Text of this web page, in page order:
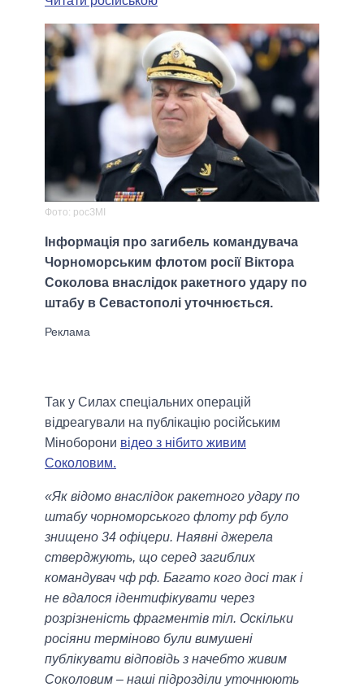
Фото: росЗМІ
Інформація про загибель командувача
Чорноморським флотом росії Віктора
Соколова внаслідок ракетного удару по
штабу в Севастополі уточнюється.
Так у Силах спеціальних операцій
відреагували на публікацію російським
Міноборони відео з нібито живим
Соколовим.
«Як відомо внаслідок ракетного удару по
штабу чорноморського флоту рф було
знищено 34 офіцери. Наявні джерела
стверджують, що серед загиблих
командувач чф рф. Багато кого досі так і
не вдалося ідентифікувати через
розрізненість фрагментів тіл. Оскільки
росіяни терміново були вимушені
публікувати відповідь з начебто живим
Соколовим – наші підрозділи уточнюють